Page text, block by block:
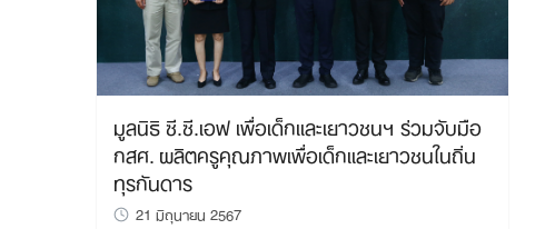
มูลนิธิ ซี.ซี.เอฟ เพื่อเด็กและเยาวชนฯ ร่วมจับมือ
กสศ. ผลิตครูคุณภาพเพื่อเด็กและเยาวชนในถิ่น
ทุรกันดาร
21 มิถุนายน 2567